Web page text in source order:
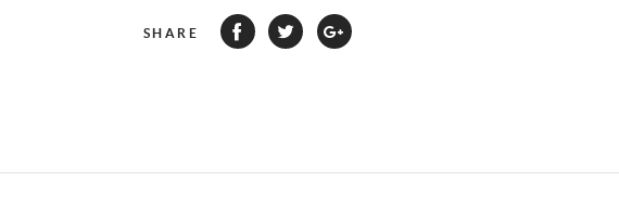
SHARE